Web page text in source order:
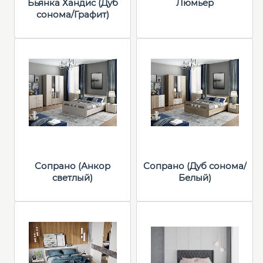
Бьянка Хандис (Дуб
сонома/Графит)
Люмьер
Сопрано (Анкор
светлый)
Сопрано (Дуб сонома/
Белый)